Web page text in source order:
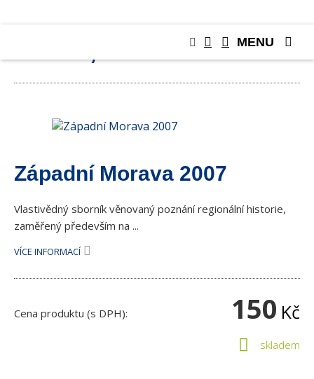
KNIHY, PUBLIKACE
Západní Morava 2007
Vlastivědný sborník věnovaný poznání regionální historie,
zaměřený především na ...
VÍCE INFORMACÍ
Cena produktu (s DPH): 150 Kč
skladem
MENU